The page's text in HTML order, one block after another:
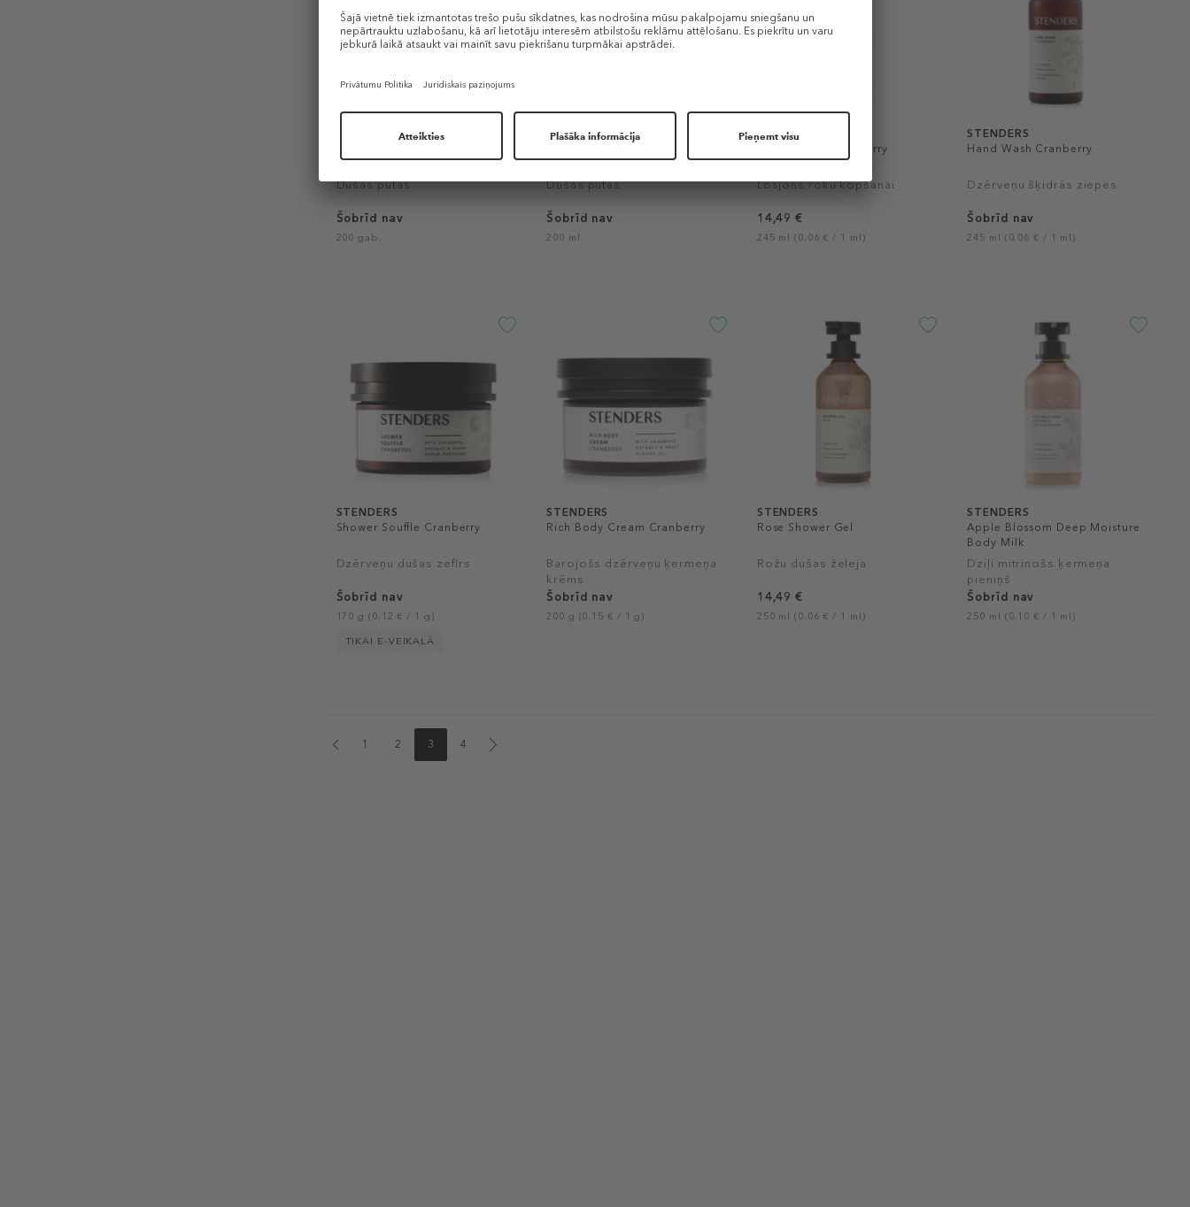
“Summer rain”
Dušas putas
Šobrīd nav
200 gab.
STENDERS
garden”
Dušas putas
Šobrīd nav
200 ml
STENDERS
Hand Lotion Cranberry
Losjons roku kopšanai
14,49 €
245 ml (0,06 € / 1 ml)
STENDERS
Hand Wash Cranberry
Dzērveņu šķidrās ziepes
Šobrīd nav
245 ml (0,06 € / 1 ml)
STENDERS
Shower Souffle Cranberry
Dzērveņu dušas zefīrs
Šobrīd nav
170 g (0,12 € / 1 g)
TIKAI E-VEIKALĀ
STENDERS
Rich Body Cream Cranberry
Barojošs dzērveņu ķermeņa
krēms
Šobrīd nav
200 g (0,15 € / 1 g)
STENDERS
Rose Shower Gel
Rožu dušas želeja
14,49 €
250 ml (0,06 € / 1 ml)
STENDERS
Apple Blossom Deep Moisture
Body Milk
Dziļi mitrinošs ķermeņa
pieniņš
Šobrīd nav
250 ml (0,10 € / 1 ml)
1 2 3 4